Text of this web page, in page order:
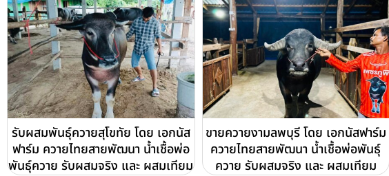
รับผสมพันธุ์ควายสุโขทัย โดย เอกนัส
ฟาร์ม ควายไทยสายพัฒนา น้ำเชื้อพ่อ
พันธุ์ควาย รับผสมจริง และ ผสมเทียม
ขายควายงามลพบุรี โดย เอกนัสฟาร์ม
ควายไทยสายพัฒนา น้ำเชื้อพ่อพันธุ์
ควาย รับผสมจริง และ ผสมเทียม